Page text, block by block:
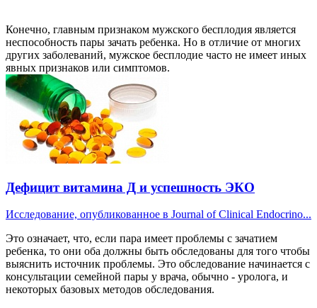
Конечно, главным признаком мужского бесплодия является
неспособность пары зачать ребенка. Но в отличие от многих
других заболеваний, мужское бесплодие часто не имеет иных
явных признаков или симптомов.
Дефицит витамина Д и успешность ЭКО
Исследование, опубликованное в Journal of Clinical Endocrino...
Это означает, что, если пара имеет проблемы с зачатием
ребенка, то они оба должны быть обследованы для того чтобы
выяснить источник проблемы. Это обследование начинается с
консультации семейной пары у врача, обычно - уролога, и
некоторых базовых методов обследования.